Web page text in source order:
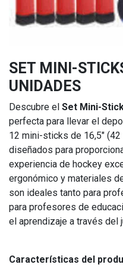
SET MINI-
UNIDADES
Descubre el Set Mini-
perfecta para llevar el
12 mini-sticks de 16,5"
diseñados para
experiencia de hockey
ergonómico y materiales
son ideales tanto para
para profesores de
el aprendizaje a través del
Características del